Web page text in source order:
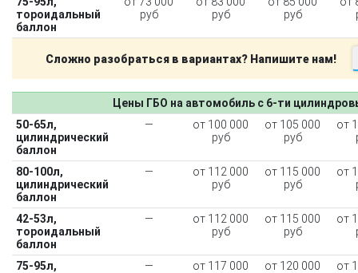
тороидальный
баллон
руб
руб
руб
Сложно разобраться в вариантах? Напишите нам!
Цены ГБО на автомобиль с 6-ти
50-65л,
цилиндрический
баллон
—
от 100 000
руб
от 105 000
руб
от
80-100л,
цилиндрический
баллон
—
от 112 000
руб
от 115 000
руб
от
42-53л,
тороидальный
баллон
—
от 112 000
руб
от 115 000
руб
от
75-95л,
—
от 117 000
от 120 000
от